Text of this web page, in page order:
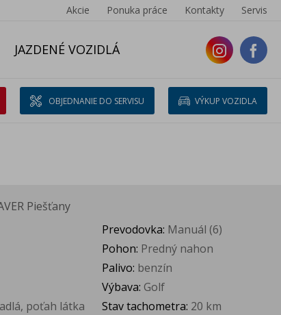
Akcie Ponuka práce Kontakty Servis
JAZDENÉ VOZIDLÁ
OBJEDNANIE DO SERVISU VÝKUP VOZIDLA
Piešťany
Prevodovka: Manuál (6)
Pohon: Predný nahon
Palivo: benzín
poťah látka
Výbava: Golf
Stav tachometra: 20 km